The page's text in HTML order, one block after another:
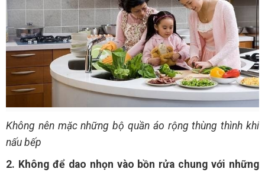
Không nên mặc những bộ quần áo rộng thùng thình khi
nấu bếp
2. Không để dao nhọn vào bồn rửa chung với những